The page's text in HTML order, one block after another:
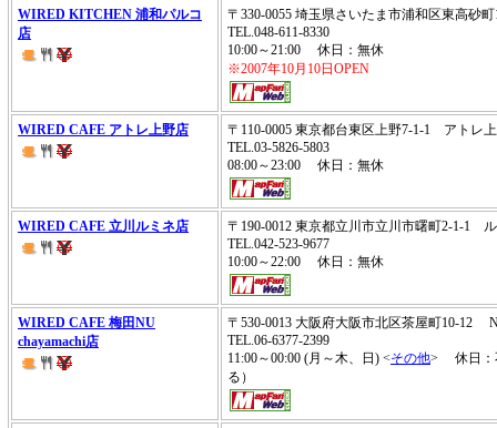
WIRED KITCHEN 浦和パルコ
店
〒330-0055 埼玉県さいたま市浦和区東高砂
TEL.048-611-8330
10:00～21:00 休日：無休
※2007年10月10日OPEN
WIRED CAFE アトレ上野店
〒110-0005 東京都台東区上野7-1-1 アトレ
TEL.03-5826-5803
08:00～23:00 休日：無休
WIRED CAFE 立川ルミネ店
〒190-0012 東京都立川市立川市曙町2-1-1
TEL.042-523-9677
10:00～22:00 休日：無休
WIRED CAFE 梅田NU
chayamachi店
〒530-0013 大阪府大阪市北区茶屋町10-12
TEL.06-6377-2399
11:00～00:00 (月～木、日) <その他> 休日：
る）